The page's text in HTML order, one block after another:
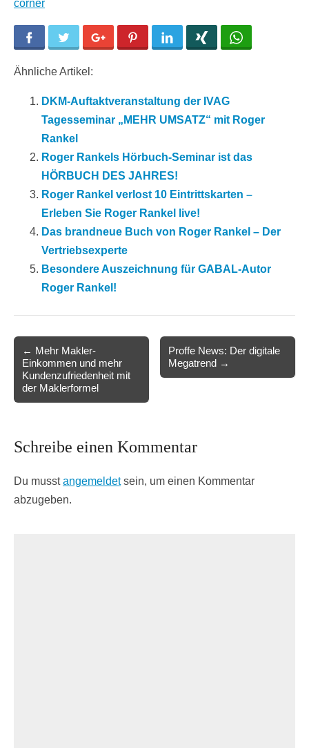
corner
Facebook Twitter Google+ Pinterest LinkedIn
Ähnliche Artikel:
DKM-Auftaktveranstaltung der IVAG
Tagesseminar „MEHR UMSATZ“ mit Roger
Rankel
Roger Rankels Hörbuch-Seminar ist das
HÖRBUCH DES JAHRES!
Roger Rankel verlost 10 Eintrittskarten –
Erleben Sie Roger Rankel live!
Das brandneue Buch von Roger Rankel – Der
Vertriebsexperte
Besondere Auszeichnung für GABAL-Autor
Roger Rankel!
navigation
← Mehr Makler-
Einkommen und mehr
Kundenzufriedenheit mit
der Maklerformel
Proffe News: Der digitale
Megatrend →
Schreibe einen Kommentar
Du musstangemeldetsein, um einen Kommentar
abzugeben.